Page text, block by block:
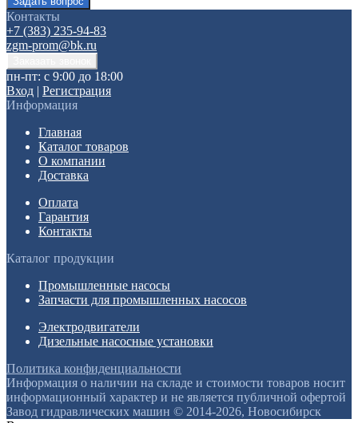
Контакты
+7 (383) 235-94-83
zgm-prom@bk.ru
пн-пт: с 9:00 до 18:00
Вход | Регистрация
Информация
Главная
Каталог товаров
О компании
Доставка
Оплата
Гарантия
Контакты
Каталог продукции
Промышленные насосы
Запчасти для промышленных насосов
Электродвигатели
Дизельные насосные установки
Политика конфиденциальности
Информация о наличии на складе и стоимости товаров носит
информационный характер и не является публичной офертой
Завод гидравлических машин © 2014-2026, Новосибирск